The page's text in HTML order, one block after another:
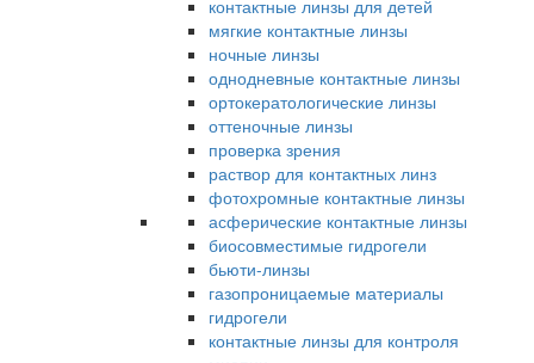
контактные линзы для детей
мягкие контактные линзы
ночные линзы
однодневные контактные линзы
ортокератологические линзы
оттеночные линзы
проверка зрения
раствор для контактных линз
фотохромные контактные линзы
асферические контактные линзы
биосовместимые гидрогели
бьюти-линзы
газопроницаемые материалы
гидрогели
контактные линзы для контроля